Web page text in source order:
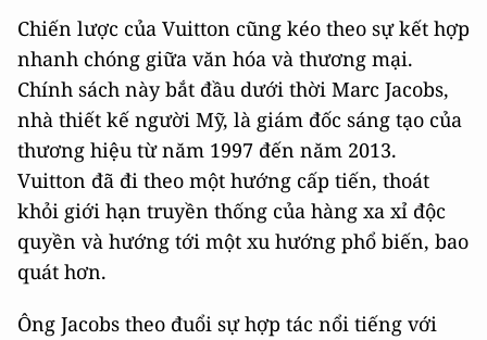
Chiến lược của Vuitton cũng kéo theo sự kết hợp
nhanh chóng giữa văn hóa và thương mại.
Chính sách này bắt đầu dưới thời Marc Jacobs,
nhà thiết kế người Mỹ, là giám đốc sáng tạo của
thương hiệu từ năm 1997 đến năm 2013.
Vuitton đã đi theo một hướng cấp tiến, thoát
khỏi giới hạn truyền thống của hàng xa xỉ độc
quyền và hướng tới một xu hướng phổ biến, bao
quát hơn.
Ông Jacobs theo đuổi sự hợp tác nổi tiếng với